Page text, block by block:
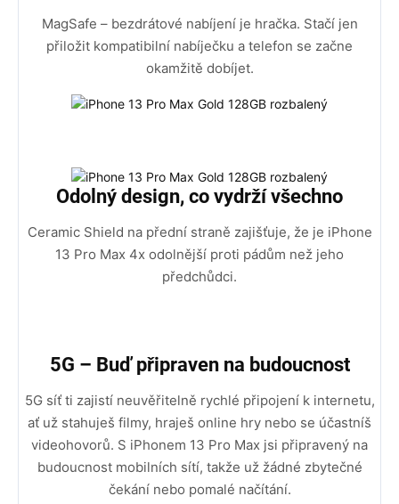
MagSafe – bezdrátové nabíjení je hračka. Stačí jen
přiložit kompatibilní nabíječku a telefon se začne
okamžitě dobíjet.
Odolný design, co vydrží všechno
Ceramic Shield na přední straně zajišťuje, že je iPhone
13 Pro Max 4x odolnější proti pádům než jeho
předchůdci.
5G – Buď připraven na budoucnost
5G síť ti zajistí neuvěřitelně rychlé připojení k internetu,
ať už stahuješ filmy, hraješ online hry nebo se účastníš
videohovorů. S iPhonem 13 Pro Max jsi připravený na
budoucnost mobilních sítí, takže už žádné zbytečné
čekání nebo pomalé načítání.